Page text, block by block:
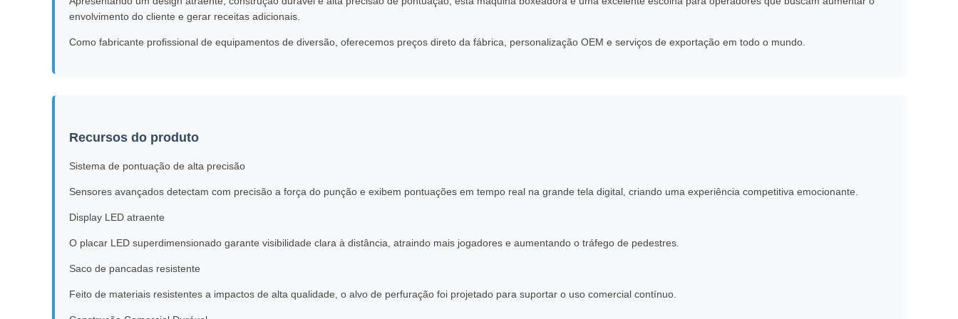
envolvimento do cliente e gerar receitas adicionais.
Como fabricante profissional de equipamentos de diversão, oferecemos preços direto da fábrica, personalização OEM e serviços de exportação em todo o mundo.
Recursos do produto
Sistema de pontuação de alta precisão
Sensores avançados detectam com precisão a força do punção e exibem pontuações em tempo real na grande tela digital, criando uma experiência competitiva emocionante.
Display LED atraente
O placar LED superdimensionado garante visibilidade clara à distância, atraindo mais jogadores e aumentando o tráfego de pedestres.
Saco de pancadas resistente
Feito de materiais resistentes a impactos de alta qualidade, o alvo de perfuração foi projetado para suportar o uso comercial contínuo.